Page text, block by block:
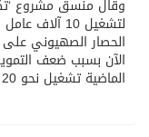
وقال منسق مشروع
لتشغيل 10
الحصار الصهيوني
الآن بسبب ضعف
الماضية تشغيل نحو 20 ألفاً فقط’.